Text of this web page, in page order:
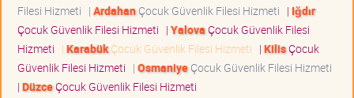
Filesi Hizmeti | ArdahanÇocuk Güvenlik Filesi Hizmeti | Iğdır
Çocuk Güvenlik Filesi Hizmeti | YalovaÇocuk Güvenlik Filesi
Hizmeti | KarabükÇocuk Güvenlik Filesi Hizmeti | KilisÇocuk
Güvenlik Filesi Hizmeti | OsmaniyeÇocuk Güvenlik Filesi Hizmeti
| DüzceÇocuk Güvenlik Filesi Hizmeti